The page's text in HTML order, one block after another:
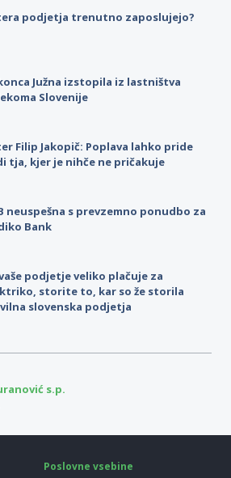
podjetja trenutno zaposlujejo?
Južna izstopila iz lastništva
Slovenije
Filip Jakopič: Poplava lahko pride
tja, kjer je nihče ne pričakuje
neuspešna s prevzemno ponudbo za
Bank
podjetje veliko plačuje za
storite to, kar so že storila
slovenska podjetja
s.p.
Poslovne vsebine